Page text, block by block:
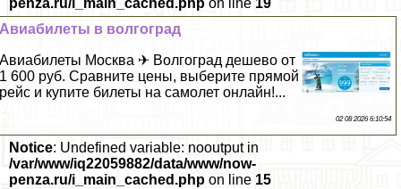
penza.ru/i_main_cached.php on line 19
Авиабилеты в волгоград
Авиабилеты Москва ✈ Волгоград дешево от
1 600 руб. Сравните цены, выберите прямой
рейс и купите билеты на самолет онлайн!...
02 08 2026 6:10:54
Notice: Undefined variable: nooutput in
/var/www/iq22059882/data/www/now-
penza.ru/i_main_cached.php on line 15